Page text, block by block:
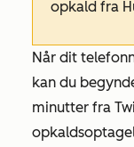
opkald fra
Når dit
kan du
minutter fra